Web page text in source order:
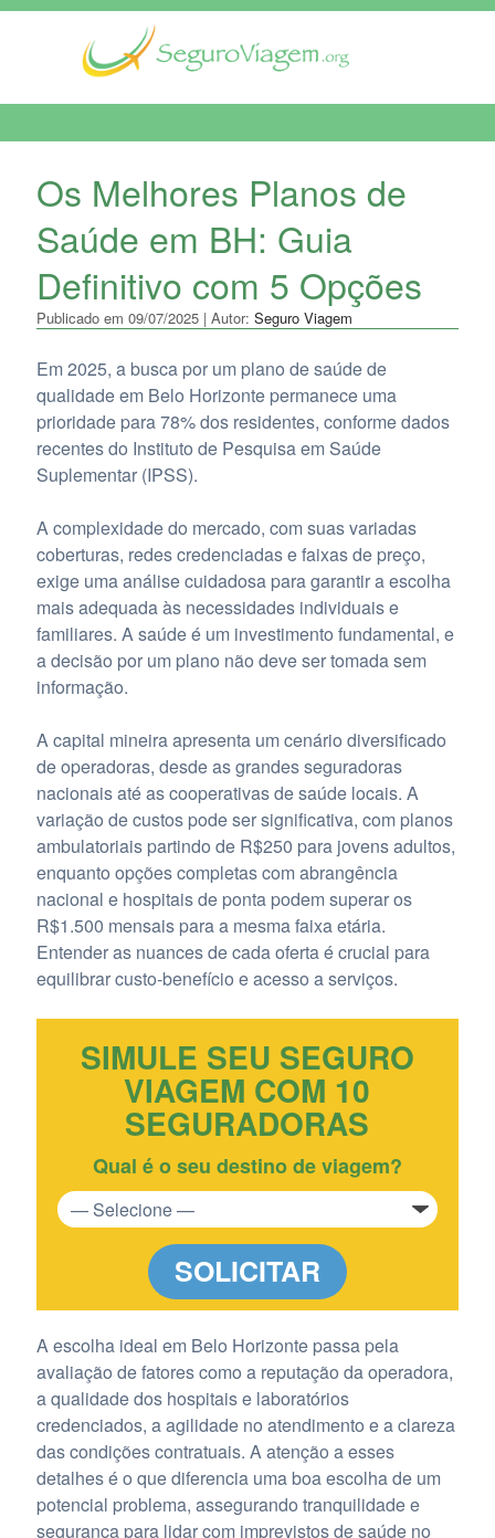
Os Melhores Planos de
Saúde em BH: Guia
Definitivo com 5 Opções
Publicado em 09/07/2025 | Autor: Seguro Viagem
Em 2025, a busca por um plano de saúde de
qualidade em Belo Horizonte permanece uma
prioridade para 78% dos residentes, conforme dados
recentes do Instituto de Pesquisa em Saúde
Suplementar (IPSS).
A complexidade do mercado, com suas variadas
coberturas, redes credenciadas e faixas de preço,
exige uma análise cuidadosa para garantir a escolha
mais adequada às necessidades individuais e
familiares. A saúde é um investimento fundamental, e
a decisão por um plano não deve ser tomada sem
informação.
A capital mineira apresenta um cenário diversificado
de operadoras, desde as grandes seguradoras
nacionais até as cooperativas de saúde locais. A
variação de custos pode ser significativa, com planos
ambulatoriais partindo de R$250 para jovens adultos,
enquanto opções completas com abrangência
nacional e hospitais de ponta podem superar os
R$1.500 mensais para a mesma faixa etária.
Entender as nuances de cada oferta é crucial para
equilibrar custo-benefício e acesso a serviços.
SIMULE SEU SEGURO
VIAGEM COM 10
SEGURADORAS
Qual é o seu destino de viagem?
SOLICITAR
A escolha ideal em Belo Horizonte passa pela
avaliação de fatores como a reputação da operadora,
a qualidade dos hospitais e laboratórios
credenciados, a agilidade no atendimento e a clareza
das condições contratuais. A atenção a esses
detalhes é o que diferencia uma boa escolha de um
potencial problema, assegurando tranquilidade e
segurança para lidar com imprevistos de saúde no